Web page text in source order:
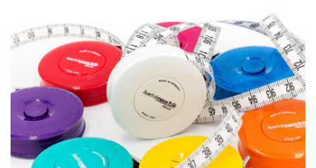
liste
d’envies